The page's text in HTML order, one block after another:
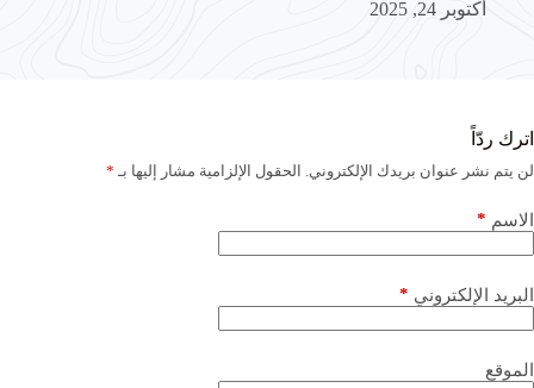
أكتوبر 24, 2025
اترك ردّاً
لن يتم نشر عنوان بريدك الإلكتروني. الحقول الإلزامية مشار إليها بـ *
الاسم *
البريد الإلكتروني *
الموقع